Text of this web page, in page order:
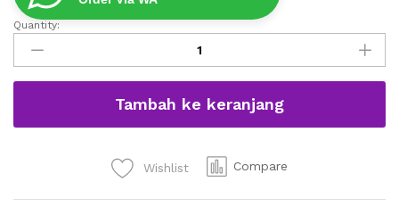
Meja
Resepsionis
Minimalis
Dengan
160
Quantity:
Tambah ke keranjang
Wishlist Compare